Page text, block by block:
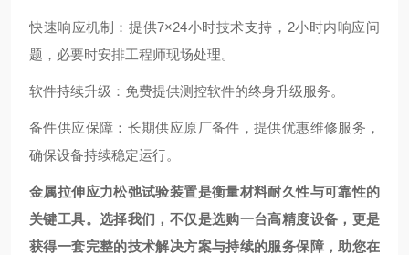
快速响应机制：提供7×24小时技术支持，2小时内响应问
题，必要时安排工程师现场处理。
软件持续升级：免费提供测控软件的终身升级服务。
备件供应保障：长期供应原厂备件，提供优惠维修服务，
确保设备持续稳定运行。
金属拉伸应力松弛试验装置是衡量材料耐久性与可靠性的
关键工具。选择我们，不仅是选购一台高精度设备，更是
获得一套完整的技术解决方案与持续的服务保障，助您在